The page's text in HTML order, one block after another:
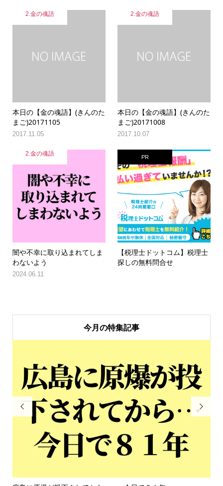
2.金の魂語
本日の【金の魂語】(きんのた
まご)20171105
2017.11.05
2.金の魂語
本日の【金の魂語】(きんのた
まご)20171008
2017.10.07
2.金の魂語
闇や不幸に取り込まれてしま
わないよう
2024.06.11
PR
【税理士ドットコム】税理士
探しの無料問合せ
今月の特集記事
 